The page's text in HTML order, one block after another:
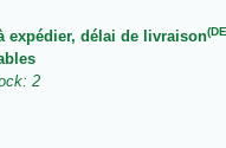
expédier, délai de livraison
2